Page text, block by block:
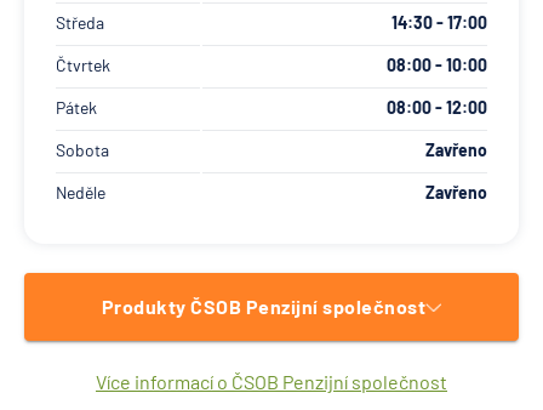
Středa 14:30 - 17:00
Čtvrtek 08:00 - 10:00
Pátek 08:00 - 12:00
Sobota Zavřeno
Neděle Zavřeno
Produkty ČSOB Penzijní společnost
Více informací o ČSOB Penzijní společnost